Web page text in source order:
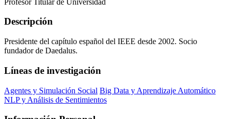
Descripción
Presidente del capítulo español del IEEE desde 2002. Socio
fundador de Daedalus.
Líneas de investigación
Agentes y Simulación Social Big Data y Aprendizaje Automático
NLP y Análisis de Sentimientos